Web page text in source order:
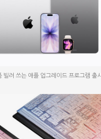
빌려 쓰는 애플 업그레이드 프로그램 출시